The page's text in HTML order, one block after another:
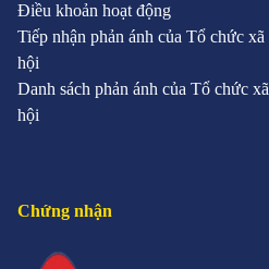
Điều khoản hoạt động
Tiếp nhận phản ánh của Tổ chức xã
hội
Danh sách phản ánh của Tổ chức xã
hội
Chứng nhận